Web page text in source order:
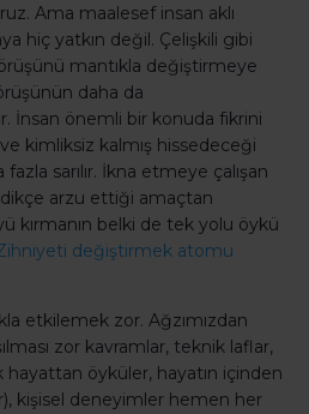
Ama maalesef insan aklı
hiç yatkın değil. Çelişkili gibi
mantıkla değiştirmeye
daha da
İnsan önemli bir konuda fikrini
kimliksiz kalmış hissedeceği
sarılır. İkna etmeye çalışan
arzu ettiği amaçtan
kırmanın belki de tek yolu öykü
değiştirmek atomu
etkilemek zor. Ağzımızdan
zor kavramlar, teknik laflar,
öyküler, hayatın içinden
kişisel deneyimler hemen her